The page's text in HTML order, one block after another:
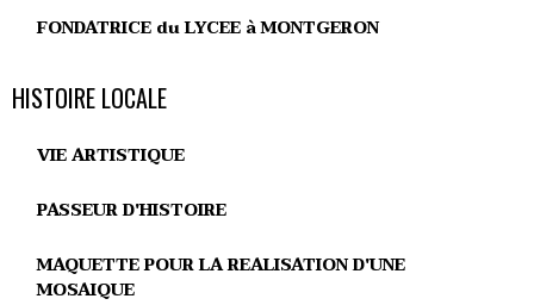
FONDATRICE du LYCEE à MONTGERON
HISTOIRE LOCALE
VIE ARTISTIQUE
PASSEUR D'HISTOIRE
MAQUETTE POUR LA REALISATION D'UNE
MOSAIQUE